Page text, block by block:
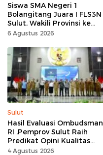
Siswa SMA Negeri 1
Bolangitang Juara I FLS3N
Sulut, Wakili Provinsi ke
Tingkat Nasional
6 Agustus 2026
Sulut
Hasil Evaluasi Ombudsman
RI ,Pemprov Sulut Raih
Predikat Opini Kualitas
Tinggi Tanpa
4 Agustus 2026